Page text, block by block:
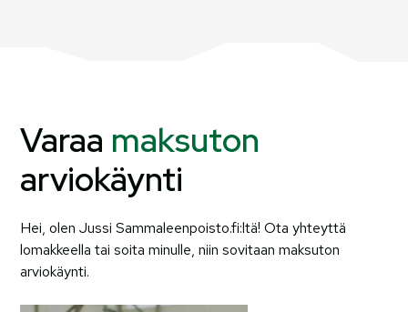
Varaa maksuton
arviokäynti
Hei, olen Jussi Sammaleenpoisto.fi:ltä! Ota yhteyttä
lomakkeella tai soita minulle, niin sovitaan maksuton
arviokäynti.